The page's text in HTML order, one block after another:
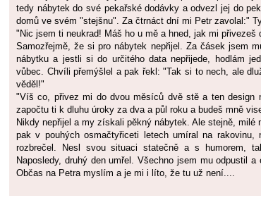
tedy nábytek do své pekařské dodávky a odvezl jej do
domů ve svém "stejšnu". Za čtrnáct dní mi Petr zavolal:"
"Nic jsem ti neukrad! Máš ho u mě a hned, jak mi
Samozřejmě, že si pro nábytek nepřijel. Za čásek jsem
nábytku a jestli si do určitého data nepřijede, hodlám
vůbec. Chvíli přemýšlel a pak řekl: "Tak si to nech, ale
věděl!"
"Víš co, přivez mi do dvou měsíců dvě stě a ten design
započtu ti k dluhu úroky za dva a půl roku a budeš mně
Nikdy nepřijel a my získali pěkný nábytek. Ale stejně,
pak v pouhých osmačtyřiceti letech umíral na
rozbrečel. Nesl svou situaci statečně a s humorem,
Naposledy, druhý den umřel. Všechno jsem mu odpustil
Občas na Petra myslím a je mi i líto, že tu už není....